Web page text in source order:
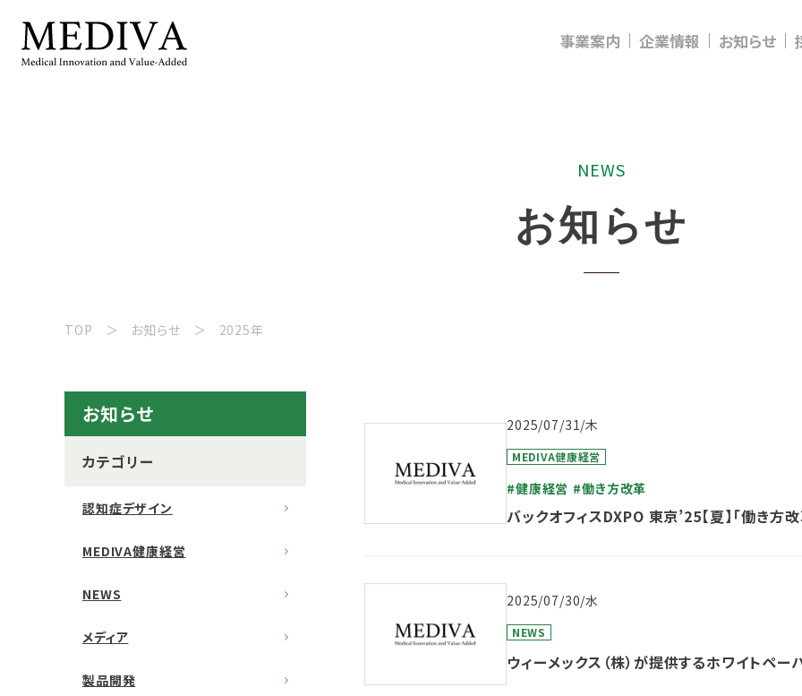
事業案内 企業情報 お知らせ
NEWS
お知 らせ
TOP お知らせ 2025年
お知らせ
カテゴリー
認知症デザイン
MEDIVA健康経営
NEWS
メディア
製品開発
2025/07/31/木
MEDIVA健康経営
#健康経営 #働き方改革
バックオフィスDXPO 東京’25【夏】「働き方
2025/07/30/水
NEWS
ウィーメックス（株）が提供するホワイトペ